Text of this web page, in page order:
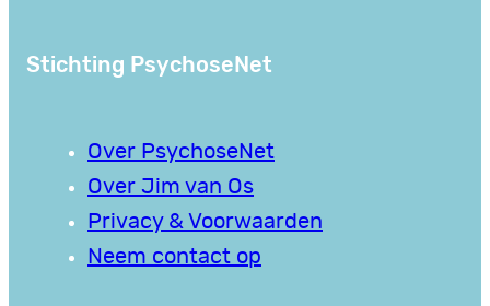
Stichting PsychoseNet
Over PsychoseNet
Over Jim van Os
Privacy & Voorwaarden
Neem contact op